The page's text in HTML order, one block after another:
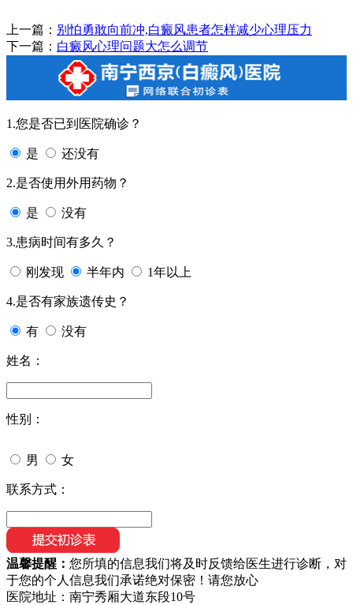
上一篇： 别怕勇敢向前冲,白癜风患者怎样减少心理压力
下一篇： 白癜风心理问题大怎么调节
1.您是否已到医院确诊？
是 还没有
2.是否使用外用药物？
是 没有
3.患病时间有多久？
刚发现 半年内 1年以上
4.是否有家族遗传史？
有 没有
姓名：
性别：
男 女
联系方式：
温馨提醒： 您所填的信息我们将及时反馈给医生进行诊断，对
于您的个人信息我们承诺绝对保密！请您放心
医院地址：南宁秀厢大道东段10号